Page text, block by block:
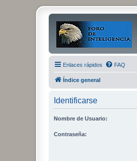
Enlaces rápidos FAQ
Índice general
Identificarse
Nombre de Usuario:
Contraseña: